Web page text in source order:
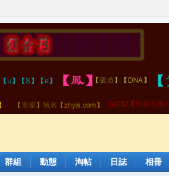
群組 動態 淘帖 日誌 相冊